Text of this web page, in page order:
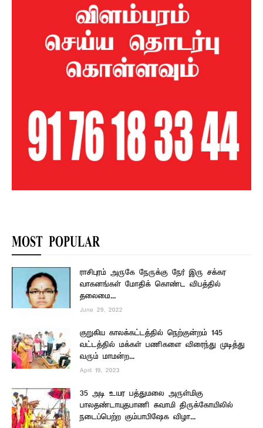
MOST POPULAR
ராசிபுரம் அருகே நேருக்கு நேர் இரு சக்கர
வாகனங்கள் மோதிக் கொண்ட விபத்தில்
தலைமை...
June 29, 2022
குறுகிய காலக்கட்டத்தில் நெற்குன்றம் 145
வட்டத்தில் மக்கள் பணிகளை விரைந்து முடித்து
வரும் மாமன்ற...
April 19, 2023
35 அடி உயர பத்துமலை அருள்மிகு
பாலதண்டாயுதபாணி சுவாமி திருக்கோயிலில்
நடைப்பெற்ற கும்பாபிஷேக விழா...